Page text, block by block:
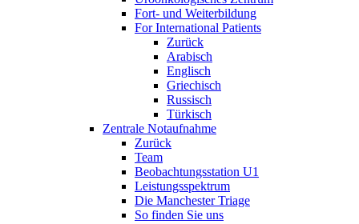
Fort- und Weiterbildung
For International Patients
Zurück
Arabisch
Englisch
Griechisch
Russisch
Türkisch
Zentrale Notaufnahme
Zurück
Team
Beobachtungsstation U1
Leistungsspektrum
Die Manchester Triage
So finden Sie uns